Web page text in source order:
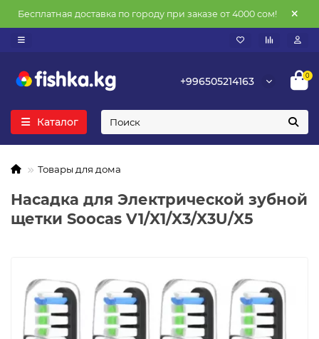
Бесплатная доставка по городу при заказе от 4000 сом!
+996505214163 0
Каталог
Товары для дома
Насадка для Электрической зубной
щетки Soocas V1/X1/X3/X3U/X5